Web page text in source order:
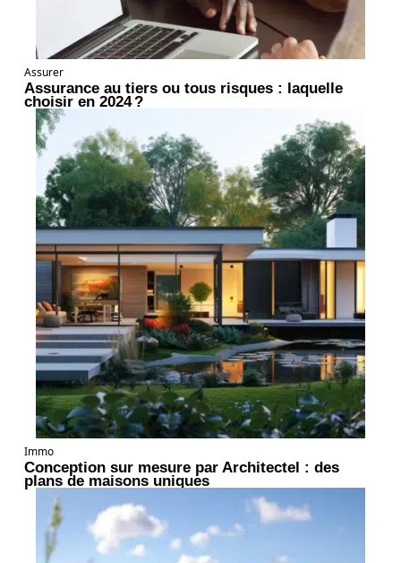
Assurer
Assurance au tiers ou tous risques : laquelle
choisir en 2024 ?
Immo
Conception sur mesure par Architectel : des
plans de maisons uniques